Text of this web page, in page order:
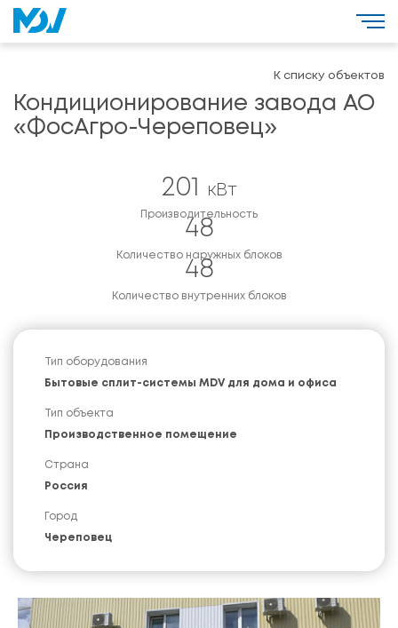
Кондиционирование завода АО
«ФосАгро-Череповец»
К списку объектов
201 кВт
Производительность
48
Количество наружных блоков
48
Количество внутренних блоков
Тип оборудования
Бытовые сплит-системы MDV для дома и офиса
Тип объекта
Производственное помещение
Страна
Россия
Город
Череповец